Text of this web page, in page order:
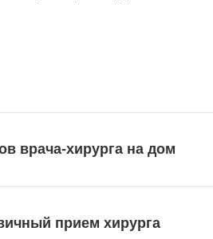
врача-хирурга на дом
прием хирурга